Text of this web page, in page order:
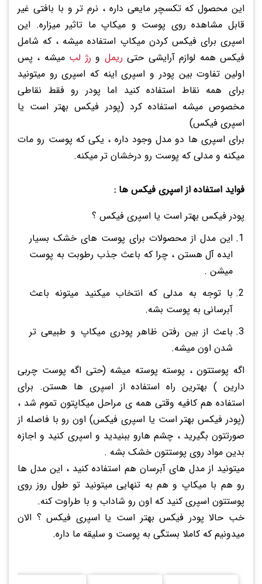
این محصول که تکسچر مایعی داره ، نرم تر و با بافتی غیر
قابل مشاهده روی پوست و میکاپ ما تاثیر میزاره. این
اسپری برای فیکس کردن میکاپ استفاده میشه ، که شامل
فیکس همه لوازم آرایشی حتی ریمل و رژ لبمیشه ، پس
اولین تفاوت بین پودر و اسپری اینه که اسپری رو میتونید
برای همه نقاط استفاده کنید اما پودر رو فقط نقاطی
مخصوص میشه استفاده کرد (پودر فیکس بهتر است یا
اسپری فیکس)
برای اسپری ها دو مدل وجود داره ، یکی که پوست رو مات
میکنه و مدلی که پوست رو درخشان تر میکنه.
فواید استفاده از اسپری فیکس ها :
پودر فیکس بهتر است یا اسپری فیکس ؟
این مدل از محصولات برای پوست های خشک بسیار
ایده آل هستن ، چرا که باعث جذب رطوبت به پوست
میشن .
با توجه به مدلی که انتخاب میکنید میتونه باعث
آبرسانی به پوست بشه.
باعث از بین رفتن ظاهر پودری میکاپ و طبیعی تر
شدن اون میشه.
اگه پوستتون ، پوسته پوسته میشه (حتی اگه پوست چربی
دارین ) بهترین راه استفاده از اسپری ها هستن. برای
استفاده هم کافیه وقتی همه ی مراحل میکاپتون تموم شد ،
(پودر فیکس بهتر است یا اسپری فیکس) اون رو با فاصله از
صورتتون بگیرید ، چشم هارو ببنیدید و اسپری کنید و اجازه
بدین مواد روی پوستتون خشک بشه .
میتونید از مدل های آبرسان هم استفاده کنید ، این مدل ها
رو هم با میکاپ و هم به تنهایی میتونید تو طول روز روی
پوستتون اسپری کنید که اون رو شاداب و با طراوت کنه.
خب حالا پودر فیکس بهتر است یا اسپری فیکس ؟ الان
میدونیم که کاملا بستگی به پوست و سلیقه ما داره.